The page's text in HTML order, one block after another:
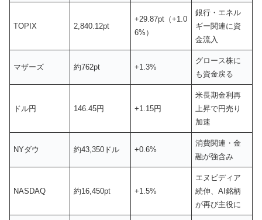
TOPIX 2,840.12pt
+29.87pt（+1.0
6%）
銀行・エネル
ギー関連に資
金流入
マザーズ 約762pt +1.3%
グロース株に
も資金戻る
ドル円 146.45円 +1.15円
米長期金利再
上昇で円売り
加速
NYダウ 約43,350ドル +0.6%
消費関連・金
融が強含み
NASDAQ 約16,450pt +1.5%
エヌビディア
続伸、AI銘柄
が再び主役に